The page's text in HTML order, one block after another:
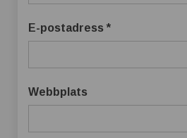
E-postadress *
Webbplats